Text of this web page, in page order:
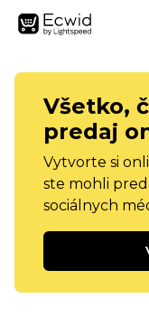
Všetko,
predaj
Vytvorte si
ste mohli
sociálnych